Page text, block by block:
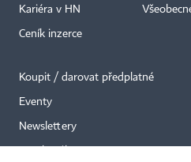
Kariéra v HN
Ceník inzerce
Koupit / darovat předplatné
Eventy
Newslettery